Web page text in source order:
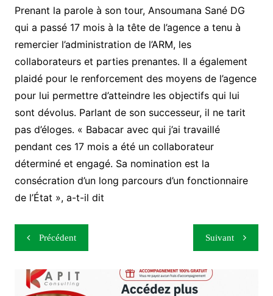
Prenant la parole à son tour, Ansoumana Sané DG
qui a passé 17 mois à la tête de l’agence a tenu à
remercier l’administration de l’ARM, les
collaborateurs et parties prenantes. Il a également
plaidé pour le renforcement des moyens de l’agence
pour lui permettre d’atteindre les objectifs qui lui
sont dévolus. Parlant de son successeur, il ne tarit
pas d’éloges. « Babacar avec qui j’ai travaillé
pendant ces 17 mois a été un collaborateur
déterminé et engagé. Sa nomination est la
consécration d’un long parcours d’un fonctionnaire
de l’État », a-t-il dit
Navigation
de
l’article
Précédent Suivant